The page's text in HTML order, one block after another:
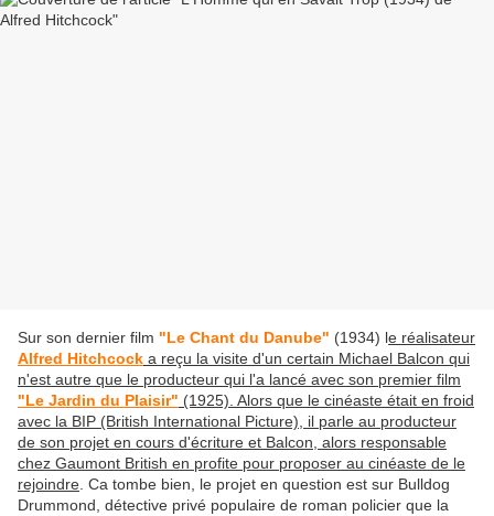
Sur son dernier film "Le Chant du Danube" (1934) le réalisateur
Alfred Hitchcock a reçu la visite d'un certain Michael Balcon qui
n'est autre que le producteur qui l'a lancé avec son premier film
"Le Jardin du Plaisir" (1925). Alors que le cinéaste était en froid
avec la BIP (British International Picture), il parle au producteur
de son projet en cours d'écriture et Balcon, alors responsable
chez Gaumont British en profite pour proposer au cinéaste de le
rejoindre . Ca tombe bien, le projet en question est sur Bulldog
Drummond, détective privé populaire de roman policier que la